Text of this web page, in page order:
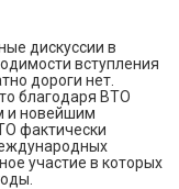
дискуссии в
вступления
дороги нет.
благодаря ВТО
и новейшим
фактически
участие в которых